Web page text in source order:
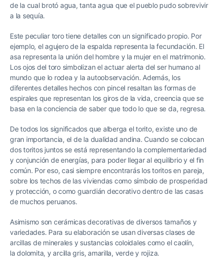
de la cual brotó agua, tanta agua que el pueblo pudo sobrevivir
a la sequía.
Este peculiar toro tiene detalles con un significado propio. Por
ejemplo, el agujero de la espalda representa la fecundación. El
asa representa la unión del hombre y la mujer en el matrimonio.
Los ojos del toro simbolizan el actuar alerta del ser humano al
mundo que lo rodea y la autoobservación. Además, los
diferentes detalles hechos con pincel resaltan las formas de
espirales que representan los giros de la vida, creencia que se
basa en la conciencia de saber que todo lo que se da, regresa.
De todos los significados que alberga el torito, existe uno de
gran importancia, el de la dualidad andina. Cuando se colocan
dos toritos juntos se está representando la complementariedad
y conjunción de energías, para poder llegar al equilibrio y el fin
común. Por eso, casi siempre encontrarás los toritos en pareja,
sobre los techos de las viviendas como símbolo de prosperidad
y protección, o como guardián decorativo dentro de las casas
de muchos peruanos.
Asimismo son cerámicas decorativas de diversos tamaños y
variedades. Para su elaboración se usan diversas clases de
arcillas de minerales y sustancias coloidales como el caolín,
la dolomita, y arcilla gris, amarilla, verde y rojiza.